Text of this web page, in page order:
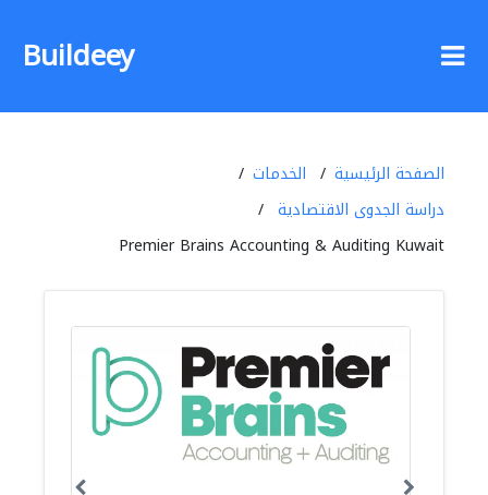
Buildeey
الصفحة الرئيسية
الخدمات
دراسة الجدوى الاقتصادية
Premier Brains Accounting & Auditing Kuwait